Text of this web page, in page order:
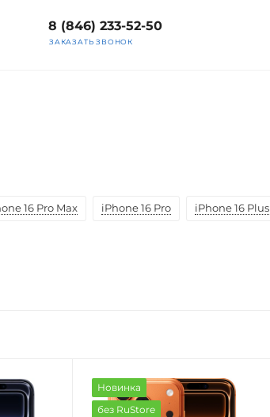
8 (846) 233-52-50
ЗАКАЗАТЬ ЗВОНОК
16 Pro Max iPhone 16 Pro iPhone 16 Plus
Новинка
без RuStore